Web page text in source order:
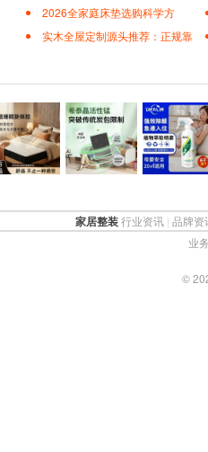
2026全家庭床垫选购科学方
实木全屋定制源头推荐：正规靠
家居整装 行业资讯| 品牌资
业
©